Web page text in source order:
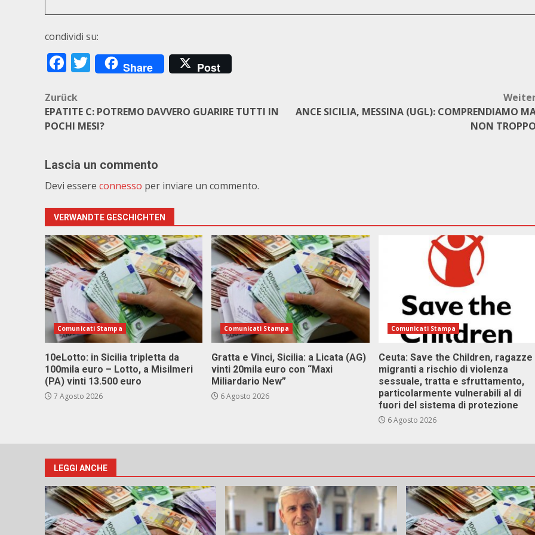
condividi su:
Facebook
Twitter
Share Post
Beitragsnavigation
Zurück
EPATITE C: POTREMO DAVVERO GUARIRE TUTTI IN
POCHI MESI?
ANCE SICILIA, MESSINA (UGL): COMPRENDIAMO
NON TROPPO
Lascia un commento
Devi essere connesso per inviare un commento.
VERWANDTE GESCHICHTEN
Comunicati Stampa
10eLotto: in Sicilia tripletta da
100mila euro – Lotto, a Misilmeri
(PA) vinti 13.500 euro
7 Agosto 2026
Comunicati Stampa
Gratta e Vinci, Sicilia: a Licata (AG)
vinti 20mila euro con “Maxi
Miliardario New”
6 Agosto 2026
Comunicati Stampa
Ceuta: Save the Children, ragazze
migranti a rischio di violenza
sessuale, tratta e sfruttamento,
particolarmente vulnerabili al di
fuori del sistema di protezione
6 Agosto 2026
LEGGI ANCHE